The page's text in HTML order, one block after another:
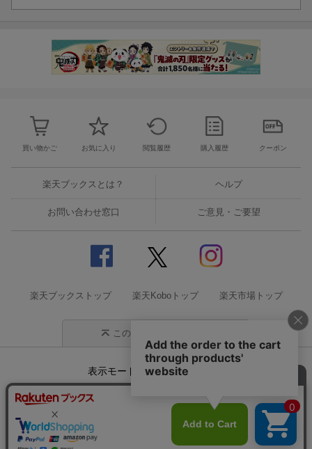
買い物かご お気に入り 閲覧履歴 購入履歴 クーポン
楽天ブックスとは？ ヘルプ
お問い合わせ窓口 ご意見・ご要望
楽天ブックストップ 楽天Koboトップ 楽天市場トップ
このページの先頭に戻る
表示モード モバイル
企業情報 個人情報保護方針